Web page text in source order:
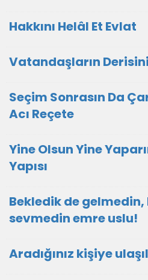
Hakkını Helâl Et Evlat
Vatandaşların
Seçim Sonrasın Da
Acı Reçete
Yine Olsun Yine
Yapısı
Bekledik de
sevmedin emre uslu!
Aradığınız kişiye